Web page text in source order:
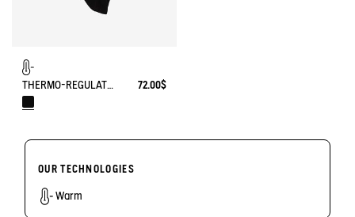
THERMO-REGULATING BALACLAVA 72.00$
OUR TECHNOLOGIES
Warm